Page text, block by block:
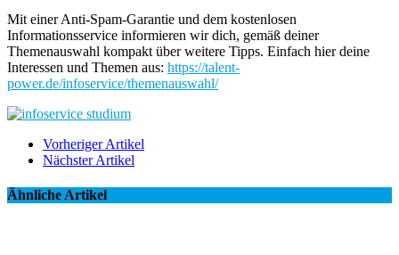
Mit einer Anti-Spam-Garantie und dem kostenlosen
Informationsservice informieren wir dich, gemäß deiner
Themenauswahl kompakt über weitere Tipps. Einfach hier deine
Interessen und Themen aus: https://talent-
power.de/infoservice/themenauswahl/
Vorheriger Artikel
Nächster Artikel
Ähnliche Artikel